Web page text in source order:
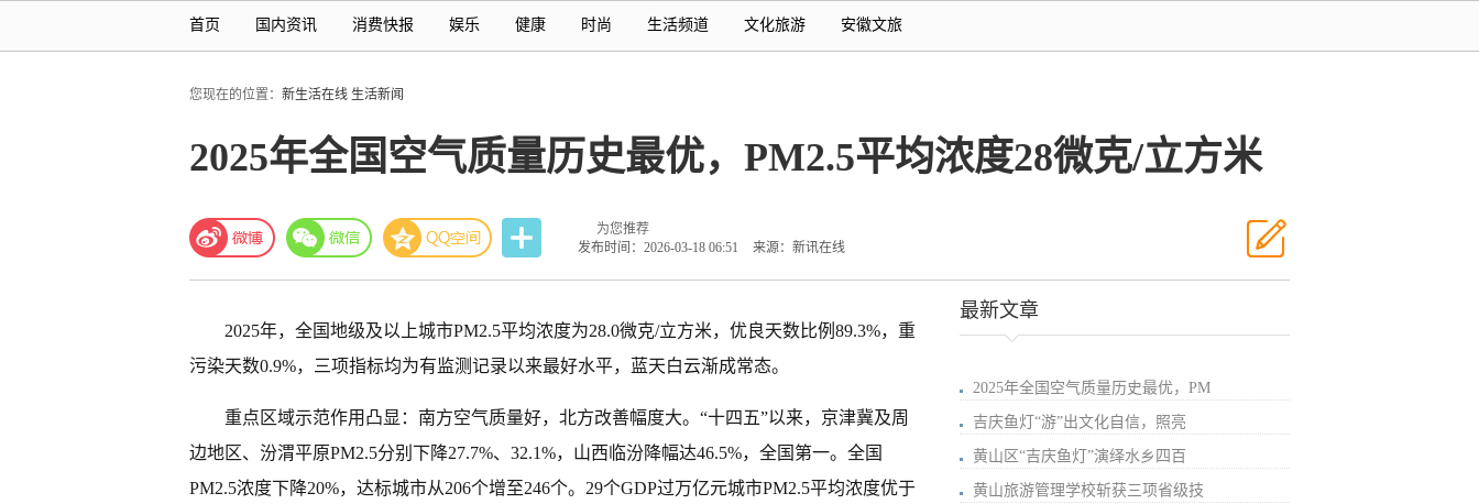
首页 国内资讯 消费快报 娱乐 健康 时尚 生活频道 文化旅游 安徽文旅
您现在的位置： 新生活在线 生活新闻
2025年全国空气质量历史最优，PM2.5平均浓度28微克/立方米
为您推荐
发布时间：2026-03-18 06:51
来源：新讯在线
2025年，全国地级及以上城市PM2.5平均浓度为28.0微克/立方米，优良天数比例89.3%，重
污染天数0.9%，三项指标均为有监测记录以来最好水平，蓝天白云渐成常态。
重点区域示范作用凸显：南方空气质量好，北方改善幅度大。“十四五”以来，京津冀及周
边地区、汾渭平原PM2.5分别下降27.7%、32.1%，山西临汾降幅达46.5%，全国第一。全国
PM2.5浓度下降20%，达标城市从206个增至246个。29个GDP过万亿元城市PM2.5平均浓度优于
最新文章
2025年全国空气质量历史最优，PM
吉庆鱼灯“游”出文化自信，照亮
黄山区“吉庆鱼灯”演绎水乡四百
黄山旅游管理学校斩获三项省级技